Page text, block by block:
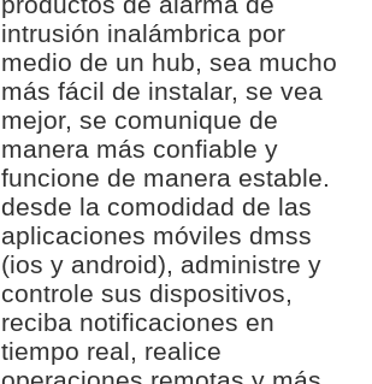
intrusión inalámbrica por
medio de un hub, sea mucho
más fácil de instalar, se vea
mejor, se comunique de
manera más confiable y
funcione de manera estable.
desde la comodidad de las
aplicaciones móviles dmss
(ios y android), administre y
controle sus dispositivos,
reciba notificaciones en
tiempo real, realice